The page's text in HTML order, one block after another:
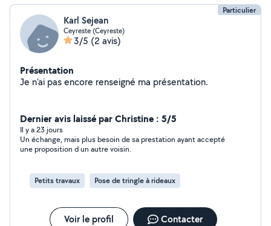
Particulier
Karl Sejean
Ceyreste (Ceyreste)
3/5 (2 avis)
Présentation
Je n'ai pas encore renseigné ma présentation.
Dernier avis laissé par Christine : 5/5
Il y a 23 jours
Un échange, mais plus besoin de sa prestation ayant accepté
une proposition d un autre voisin.
Petits travaux Pose de tringle à rideaux
Voir le profil Contacter